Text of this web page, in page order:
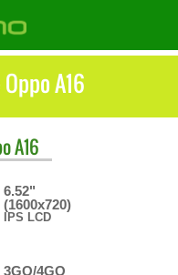
A16
A16
6.52"
(1600x720)
IPS LCD
3GO/4GO